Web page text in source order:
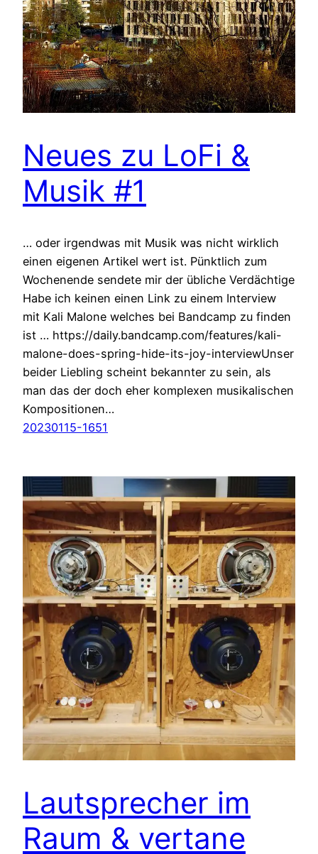
Neues zu LoFi &
Musik #1
… oder irgendwas mit Musik was nicht wirklich
einen eigenen Artikel wert ist. Pünktlich zum
Wochenende sendete mir der übliche Verdächtige
Habe ich keinen einen Link zu einem Interview
mit Kali Malone welches bei Bandcamp zu finden
ist … https://daily.bandcamp.com/features/kali-
malone-does-spring-hide-its-joy-interviewUnser
beider Liebling scheint bekannter zu sein, als
man das der doch eher komplexen musikalischen
Kompositionen…
20230115-1651
Lautsprecher im
Raum & vertane